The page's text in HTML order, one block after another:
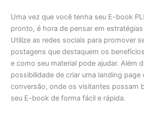
Uma vez que você tenha seu E-book
pronto, é hora de pensar em
Utilize as redes sociais para promover
postagens que destaquem os
e como seu material pode ajudar. Além
possibilidade de criar uma landing page
conversão, onde os visitantes possam
seu E-book de forma fácil e rápida.